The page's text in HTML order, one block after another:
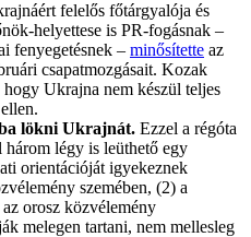
felelős főtárgyalója és
helyettese is PR-fogásnak –
fenyegetésnek – minősítette az
csapatmozgásait. Kozak
hogy Ukrajna nem készül teljes
lökni Ukrajnát. Ezzel a régóta
légy is leüthető egy
orientációját igyekeznek
szemében, (2) a
orosz közvélemény
melegen tartani, nem mellesleg